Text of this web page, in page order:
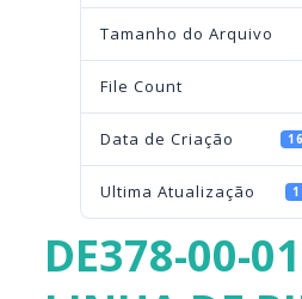
Tamanho do Arquivo
File Count
Data de Criação
Ultima Atualização
DE378-00-